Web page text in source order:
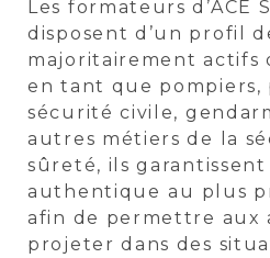
Les formateurs d’ACE
disposent d’un profil
majoritairement actifs
en tant que pompiers,
sécurité civile,
autres métiers de la
sûreté, ils
authentique au plus
afin de permettre aux
projeter dans des